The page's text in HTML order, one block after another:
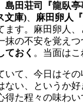
島田荘司『龍臥
文庫)
麻田卵人
す。麻田卵人、
の不安を覚えつ
ておく 。当面はこ
て、今日はそ
ない、という
得た程々の味わ